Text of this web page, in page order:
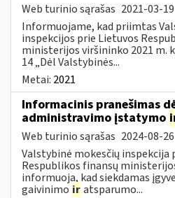
Web turinio sąrašas 2021-03-19
Informuojame, kad priimtas
inspekcijos prie Lietuvos
ministerijos viršininko 2021 m.
14 „Dėl Valstybinės...
Metai: 2021
Informacinis pranešimas
administravimo įstatymo
Web turinio sąrašas 2024-08-26
Valstybinė mokesčių inspekcija
Respublikos finansų
informuoja, kad siekdamas
gaivinimo iratsparumo...